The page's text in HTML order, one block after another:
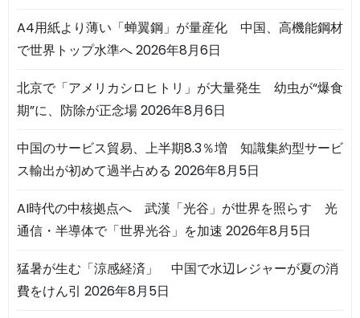
A4用紙より薄い「蝉翼鋼」が量産化 中国、高機能鋼材
で世界トップ水準へ2026年8月6日
北京で「アメリカシロヒトリ」が大量発生 幼虫が“爆食
期”に、防除が正念場2026年8月6日
中国のサービス貿易、上半期8.3％増 知識集約型サービ
ス輸出が初めて過半占める 2026年8月5日
AI時代の中核拠点へ 武漢「光谷」が世界を照らす 光
通信・半導体で「世界光谷」を加速 2026年8月5日
猛暑が生む「涼感経済」 中国で水辺レジャーが夏の消
費をけん引 2026年8月5日